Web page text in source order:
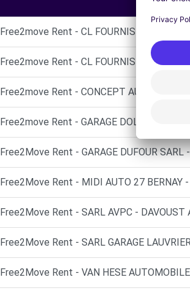
Free2move Rent - CL FOURNIS AUTO 27 -
Free2move Rent - CL FOURNIS AUTO 27 -
Free2move Rent - CONCEPT
Free2move Rent - GARAGE DOLPIERRE
Free2Move Rent - GARAGE DUFOUR SARL
Free2Move Rent - MIDI AUTO 27 BERNAY -
Free2Move Rent - SARL AVPC - DAVOUST
Free2Move Rent - SARL GARAGE
Free2Move Rent - VAN HESE